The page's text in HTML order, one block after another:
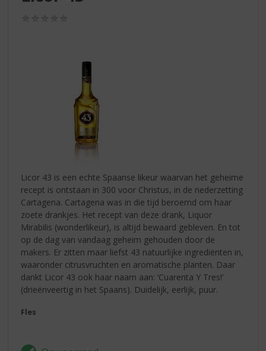
Licor 43 is een echte Spaanse likeur waarvan het geheime
recept is ontstaan in 300 voor Christus, in de nederzetting
Cartagena. Cartagena was in die tijd beroemd om haar
zoete drankjes. Het recept van deze drank, Liquor
Mirabilis (wonderlikeur), is altijd bewaard gebleven. En tot
op de dag van vandaag geheim gehouden door de
makers. Er zitten maar liefst 43 natuurlijke ingrediënten in,
waaronder citrusvruchten en aromatische planten. Daar
dankt Licor 43 ook haar naam aan: ‘Cuarenta Y Tres!’
(drieënveertig in het Spaans). Duidelijk, eerlijk, puur.
Fles